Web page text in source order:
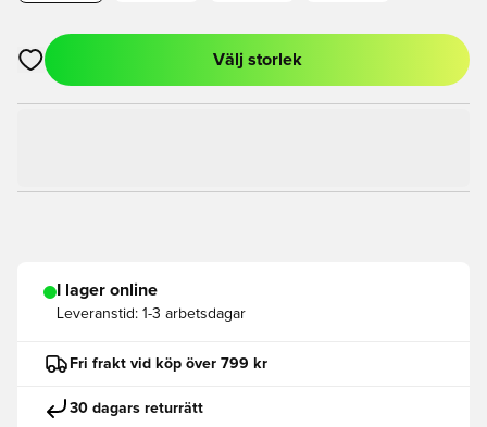
Öppnar en Modal för att logga in eller registrera dig som
Välj storlek
I lager online
Leveranstid: 1-3 arbetsdagar
Fri frakt vid köp över 799 kr
30 dagars returrätt